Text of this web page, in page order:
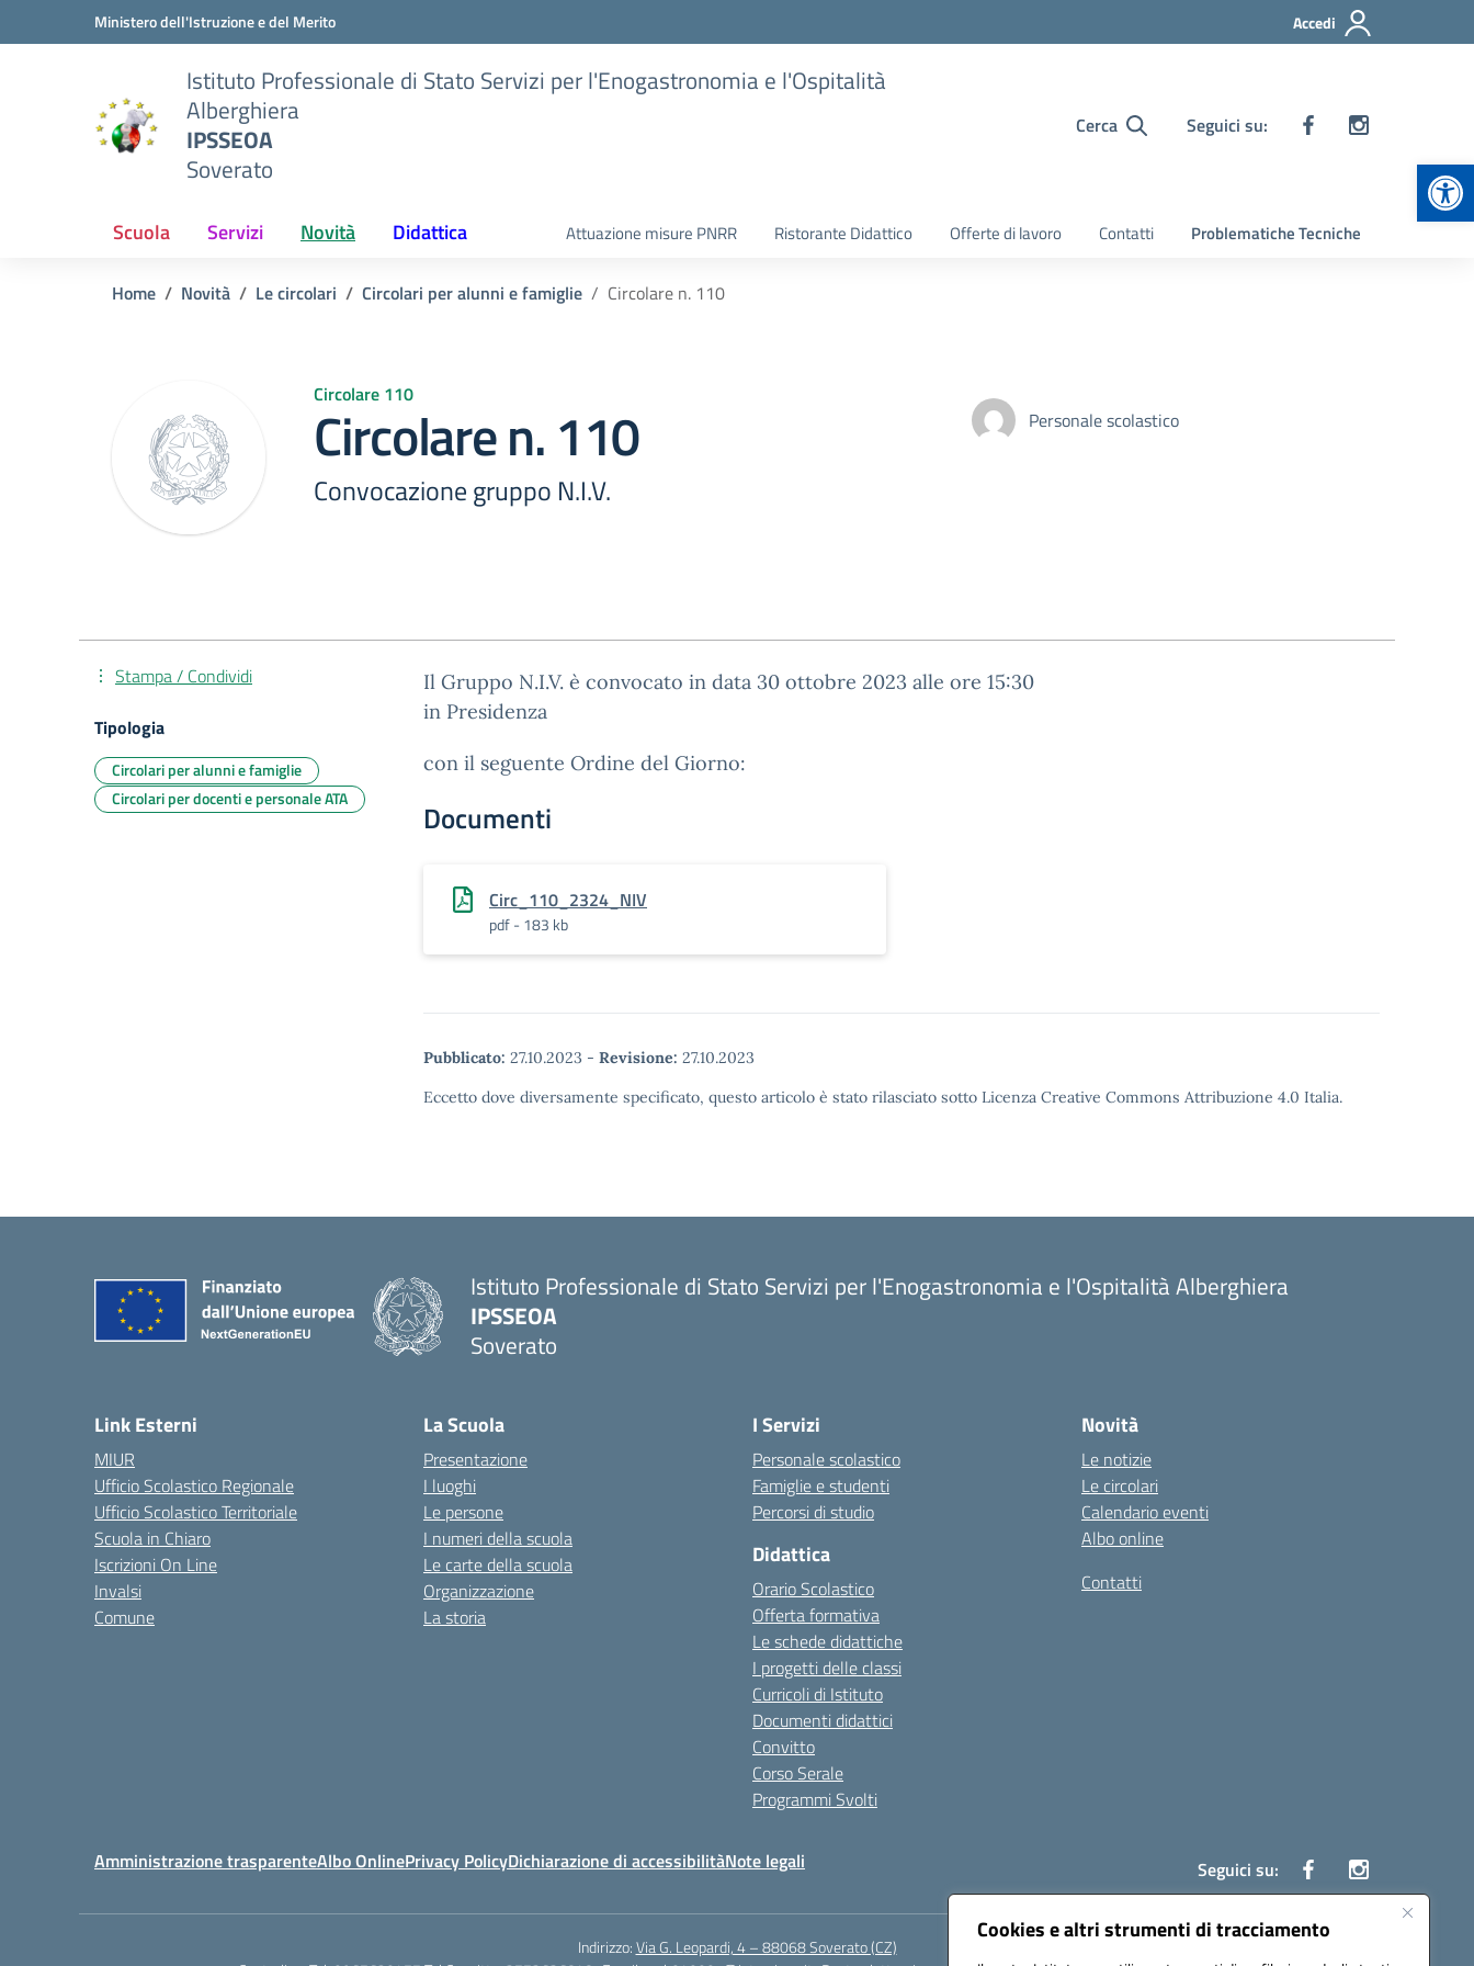
Cookies e altri strumenti di tracciamento
Vai ai contenuti
Vai al menu di navigazioneMinistero dell'Istruzione e del Merito Accedi
Istituto Professionale di Stato Servizi per l'Enogastronomia e l'Ospitalità
Alberghiera
IPSSEOA
Soverato
Cerca Seguici su:
Scuola Servizi Novità Didattica Attuazione misure PNRR Ristorante Didattico Offerte di lavoro Contatti Problematiche Tecniche
Home Novità Le circolari Circolari per alunni e famiglie Circolare n. 110
Circolare 110
Circolare n. 110
Convocazione gruppo N.I.V.
Personale scolastico
Il Gruppo N.I.V. è convocato in data 30 ottobre 2023 alle ore 15:30
in Presidenza
con il seguente Ordine del Giorno:
Documenti
Circ_110_2324_NIV
pdf - 183 kb
Pubblicato: 27.10.2023 - Revisione: 27.10.2023
Eccetto dove diversamente specificato, questo articolo è stato rilasciato sotto Licenza Creative Commons Attribuzione 4.0 Italia.
Stampa / Condividi
Tipologia
Circolari per alunni e famiglie
Circolari per docenti e personale ATA
Istituto Professionale di Stato Servizi per l'Enogastronomia e l'Ospitalità Alberghiera
IPSSEOA
Soverato
Link Esterni
MIUR
Ufficio Scolastico Regionale
Ufficio Scolastico Territoriale
Scuola in Chiaro
Iscrizioni On Line
Invalsi
Comune
La Scuola
Presentazione
I luoghi
Le persone
I numeri della scuola
Le carte della scuola
Organizzazione
La storia
I Servizi
Personale scolastico
Famiglie e studenti
Percorsi di studio
Didattica
Orario Scolastico
Offerta formativa
Le schede didattiche
I progetti delle classi
Curricoli di Istituto
Documenti didattici
Convitto
Corso Serale
Programmi Svolti
Novità
Le notizie
Le circolari
Calendario eventi
Albo online
Contatti
Amministrazione trasparenteAlbo OnlinePrivacy PolicyDichiarazione di accessibilitàNote legali Seguici su:
Indirizzo:Via G. Leopardi, 4 – 88068 Soverato (CZ)